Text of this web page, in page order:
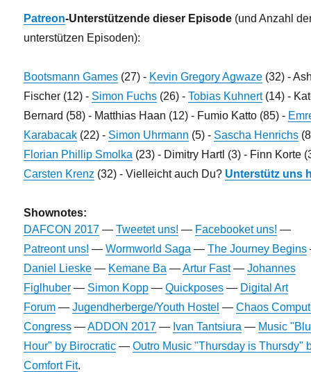
Patreon-Unterstützende dieser Episode (und Anzahl
unterstützen Episoden):
Bootsmann Games (27) - Kevin Gregory Agwaze (32) -
Fischer (12) - Simon Fuchs (26) -Tobias Kuhnert(14) -
Bernard (58) - Matthias Haan (12) - Fumio Katto (85) -
Karabacak (22) - Simon Uhrmann (5) - Sascha Henrichs
Florian Phillip Smolka (23) - Dimitry Hartl (3) - Finn Korte
Carsten Krenz (32) - Vielleicht auch Du? Unterstütz uns
Shownotes:
DAFCON 2017 —Tweetet uns! — Facebooket uns! —
Patreont uns! —Wormworld Saga —The Journey Begins
Daniel Lieske — Kemane Ba —Artur Fast—Johannes
Figlhuber — Simon Kopp —Quickposes — Digital Art
Forum —Jugendherberge/Youth Hostel —Chaos
Congress —ADDON 2017 — Ivan Tantsiura — Music
Hour" by Birocratic —Outro Music "Thursday is Thursdy"
Comfort Fit.